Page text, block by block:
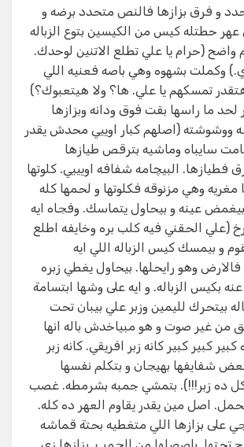
و فرق بزازها فالنص متحدد برضه و
عهر حطتله كيس من الكيسين بتوع الزباله
واضح (حرام يا علي تطلع الاتنين لوحدك.
وكملت بشهوه وهي باصه فعنيه اللي
تمسكهم يا علي. ها؟ ولا هيتعبوك؟)
ما راسها بقت فوق ودانه وبزازها
ووشوشته (اصلهم كبار اوييي محدش يقدر
سايباه وماشيه بترقص طيازها
فطيازها. البيچامه شفافه اويييي. كلوتها
مغريه وهي مزنوقه فكلوتها و لحمها كله
عينه و بيحاول يتماسك. وفجاه ايه
(علي الحقني فيه كلب بره وخايفه اطلع
و بيمسك كيس الزباله اللي ايه
وهو رايحلها. بيحاول يغطي زبره
بكيس الزباله. و ايه على وشها ابتسامة
بيتحرك لليمين وزبر علي بيبان تحت
من غير صوت و هو مبياخدش باله انها
كبير كبير كانه زبر افريقي. كانه زبر
شفايفها بهيجان و بتكلم نفسها
كل ده زبر!!!). بتمشي جمبه بشرمطه. غصب
اصل مين يقدر يقاوم العهر ده كله.
على بزازها اللي متغطيه بحتة قماشه
تحتها. باصصلها من الجمب. بزازها زي